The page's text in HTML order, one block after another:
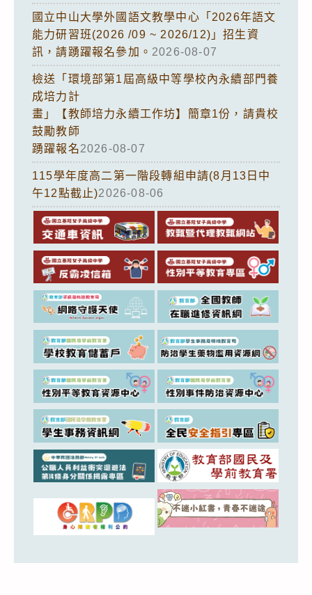
國立中山大學外國語文教學中心「2026年語文
能力研習班(2026 /09 ~ 2026/12)」招生資
訊，請踴躍報名參加。 2026-08-07
檢送「環境部第1屆高級中等學校內永續部門養
成培力計
畫」【教師培力永續工作坊】簡章1份，請貴校
鼓勵教師
踴躍報名2026-08-07
115學年度高二第一階段轉組申請(8月13日中
午12點截止)2026-08-06